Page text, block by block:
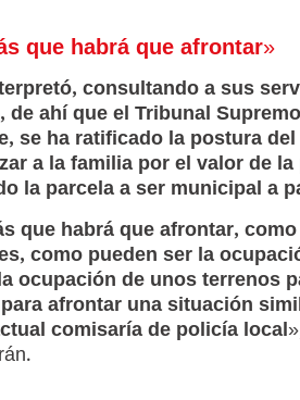
que habrá que afrontar»
consultando a sus
de ahí que el Tribunal
se ha ratificado la postura
a la familia por el valor de
la parcela a ser municipal a
que habrá que afrontar,
como pueden ser la
ocupación de unos terrenos
afrontar una situación
comisaría de policía local